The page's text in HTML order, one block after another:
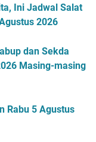
Ini Jadwal Salat
2026
dan Sekda
Masing-masing
Rabu 5 Agustus